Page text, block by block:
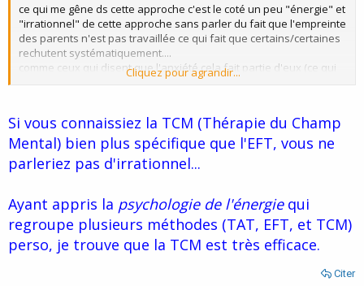
ce qui me gêne ds cette approche c'est le coté un peu "énergie" et
"irrationnel" de cette approche sans parler du fait que l'empreinte
des parents n'est pas travaillée ce qui fait que certains/certaines
rechutent systématiquement....
comme ceux qui disent que l'anxiété cela fait partie d'eux (ce qui
équivaut à dire:"par définition je suis anxieux".
Cliquez pour agrandir...
Si vous connaissiez la TCM (Thérapie du Champ
Mental) bien plus spécifique que l'EFT, vous ne
parleriez pas d'irrationnel...
Ayant appris la psychologie de l'énergiequi
regroupe plusieurs méthodes (TAT, EFT, et TCM)
perso, je trouve que la TCM est très efficace.
Citer